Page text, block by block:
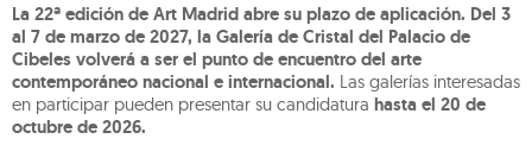
La 22ª edición de Art Madrid abre su plazo de aplicación. Del 3
al 7 de marzo de 2027, la Galería de Cristal del Palacio de
Cibeles volverá a ser el punto de encuentro del arte
contemporáneo nacional e internacional. Las galerías interesadas
en participar pueden presentar su candidatura hasta el 20 de
octubre de 2026.